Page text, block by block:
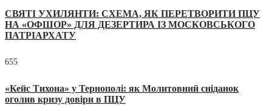
СВЯТІ УХИЛЯНТИ: СХЕМА, ЯК ПЕРЕТВОРИТИ ПЦУ
НА «ОФШОР» ДЛЯ ДЕЗЕРТИРА ІЗ МОСКОВСЬКОГО
ПАТРІАРХАТУ
655
«Кейс Тихона» у Тернополі: як Молитовний сніданок
оголив кризу довіри в ПЦУ